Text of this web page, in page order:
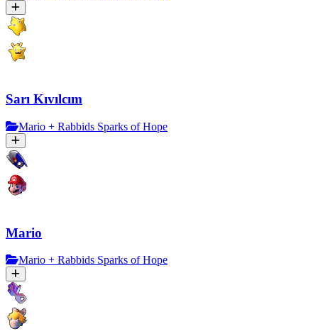
Sarı Kıvılcım
Mario + Rabbids Sparks of Hope
Mario
Mario + Rabbids Sparks of Hope